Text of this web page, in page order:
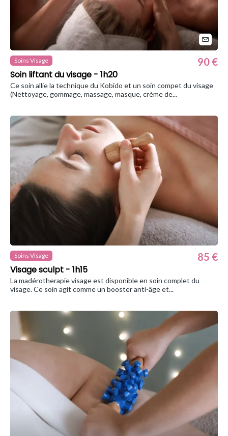
Soins Visage
Soin liftant du visage - 1h20
90 €
Ce soin allie la technique du Kobido et un soin compet du visage
(Nettoyage, gommage, massage, masque, crème de...
Soins Visage
Visage sculpt - 1h15
85 €
La madérotherapie visage est disponible en soin complet du
visage. Ce soin agit comme un booster anti-âge et...